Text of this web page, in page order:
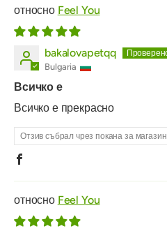
Feel You
bakalovapetqq
Bulgaria
Всичко е
Всичко е прекрасно
Отзив събрал чрез покана за магазин
Feel You